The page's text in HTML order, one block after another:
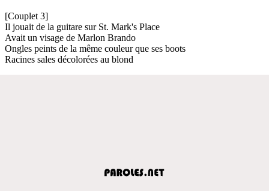
[Couplet 3]
Il jouait de la guitare sur St. Mark's Place
Avait un visage de Marlon Brando
Ongles peints de la même couleur que ses boots
Racines sales décolorées au blond